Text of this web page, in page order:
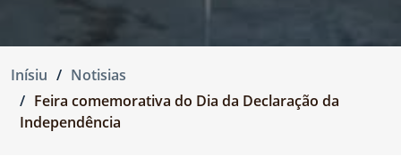
Inísiu
Notisias
Feira comemorativa do Dia da Declaração da
Independência